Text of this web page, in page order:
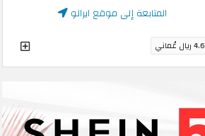
المتابعة إلى موقع ايرالو
4.6 ريال عُماني